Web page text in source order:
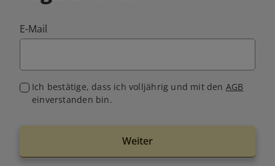
E-Mail
Ich bestätige, dass ich volljährig und mit den AGB
einverstanden bin.
Weiter